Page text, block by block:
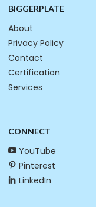
BIGGERPLATE
About
Privacy Policy
Contact
Certification
Services
CONNECT
YouTube
Pinterest
LinkedIn